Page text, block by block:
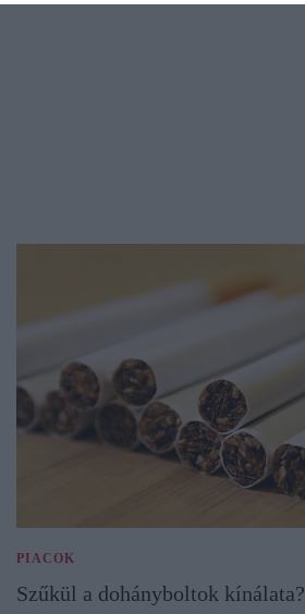
PIACOK
Szűkül a dohányboltok kínálata?